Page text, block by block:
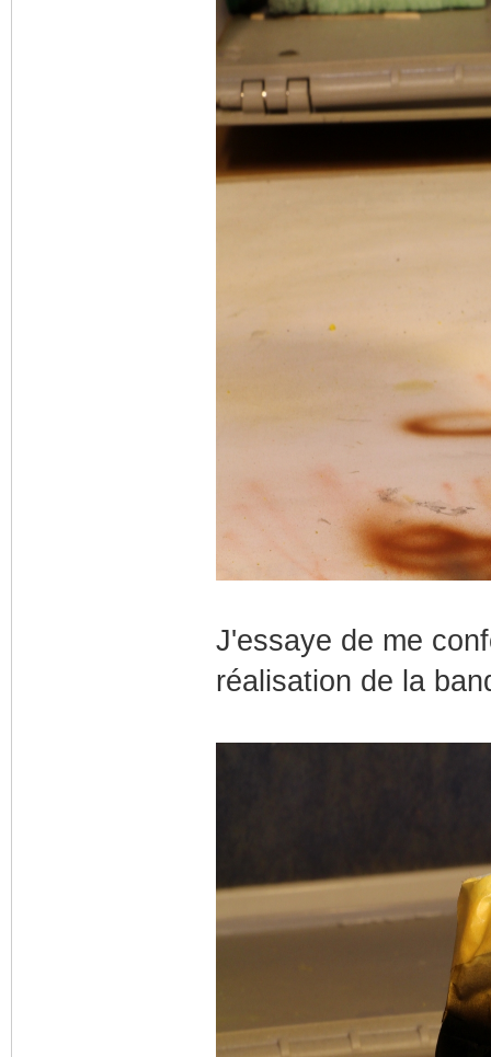
J'essaye de me
réalisation de la